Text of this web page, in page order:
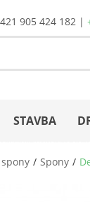
905 424 182|
STAVBA
Spony